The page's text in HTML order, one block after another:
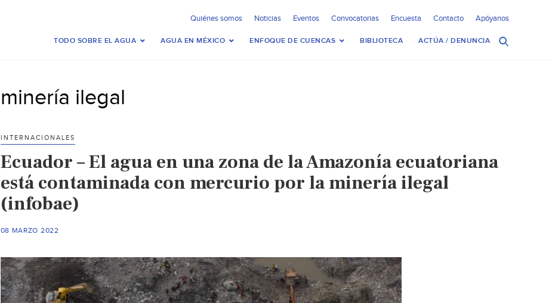
Quiénes somos Noticias Eventos Convocatorias Encuesta Contacto Apóyanos
TODO SOBRE EL AGUA AGUA EN MÉXICO ENFOQUE DE CUENCAS BIBLIOTECA ACTÚA / DENUNCIA
minería ilegal
INTERNACIONALES
Ecuador – El agua en una zona de la Amazonía ecuatoriana
está contaminada con mercurio por la minería ilegal
(infobae)
08 MARZO 2022